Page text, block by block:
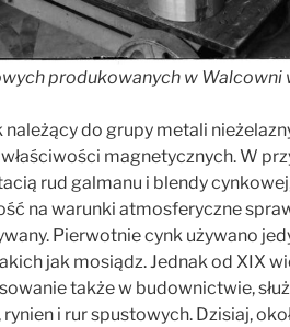
produkowanych w Walcowni
do grupy metali
magnetycznych. W
rud galmanu i blendy
na warunki atmosferyczne
Pierwotnie cynk używano
jak mosiądz. Jednak od XIX
także w budownictwie,
i rur spustowych. Dzisiaj,